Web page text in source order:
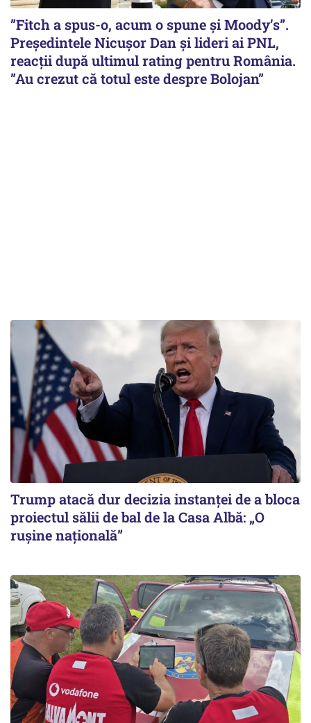
”Fitch a spus-o, acum o spune și Moody’s”.
Președintele Nicușor Dan și lideri ai PNL,
reacții după ultimul rating pentru România.
”Au crezut că totul este despre Bolojan”
Trump atacă dur decizia instanţei de a bloca
proiectul sălii de bal de la Casa Albă: „O
ruşine naţională”